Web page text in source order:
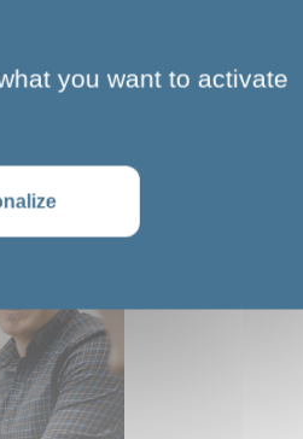
you want to activate